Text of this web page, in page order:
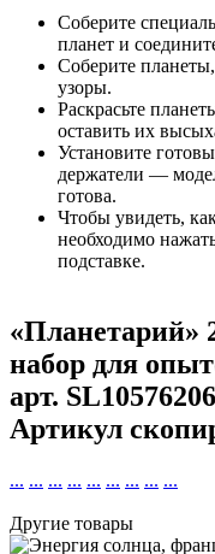
Соберите
планет и
Соберите
узоры.
Раскрасьте
оставить их
Установите
держатели —
готова.
Чтобы увидеть,
необходимо
подставке.
«Планетарий»
набор для
арт. SL10576206
Артикул
... ... ... ... ... ... ... ... ...
Другие товары